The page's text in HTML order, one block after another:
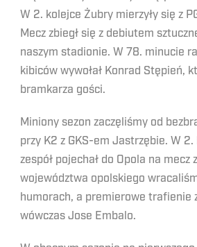
W 2. kolejce Żubry mierzyły się z
Mecz zbiegł się z debiutem
naszym stadionie. W 78. minucie
kibiców wywołał Konrad Stępień,
bramkarza gości.
Miniony sezon zaczęliśmy od
przy K2 z GKS-em Jastrzębie. W
zespół pojechał do Opola na mecz
województwa opolskiego
humorach, a premierowe trafienie
wówczas Jose Embalo.